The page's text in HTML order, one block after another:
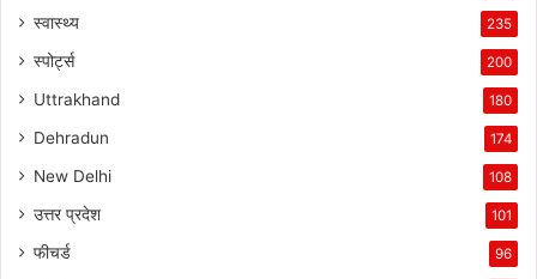
स्वास्थ्य 235
स्पोर्ट्स 200
Uttrakhand 180
Dehradun 174
New Delhi 108
उत्तर प्रदेश 101
फीचर्ड 96